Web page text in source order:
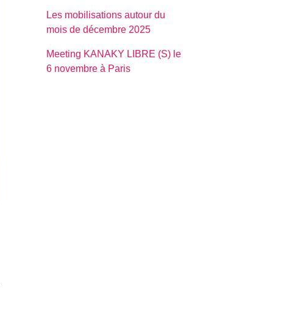
Les mobilisations autour du
mois de décembre 2025
Meeting KANAKY LIBRE (S) le
6 novembre à Paris